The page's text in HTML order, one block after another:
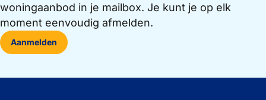
woningaanbod in je mailbox. Je kunt je op elk
moment eenvoudig afmelden.
Aanmelden